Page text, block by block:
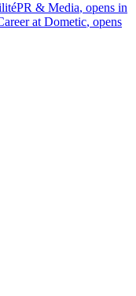
PR & Media, opens in
at Dometic, opens